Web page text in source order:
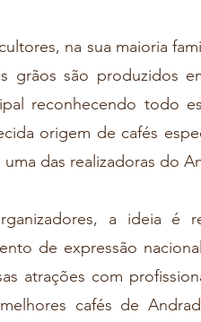
grãos são produzidos
reconhecendo todo
origem de cafés
das realizadoras do
de expressão
atrações com
cafés de